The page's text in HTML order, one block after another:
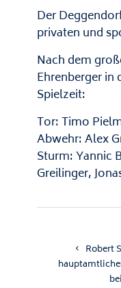
Der
privaten und
Nach dem
Ehrenberger in
Spielzeit:
Tor: Timo
Abwehr: Alex
Sturm: Yannic
Greilinger,
Robert